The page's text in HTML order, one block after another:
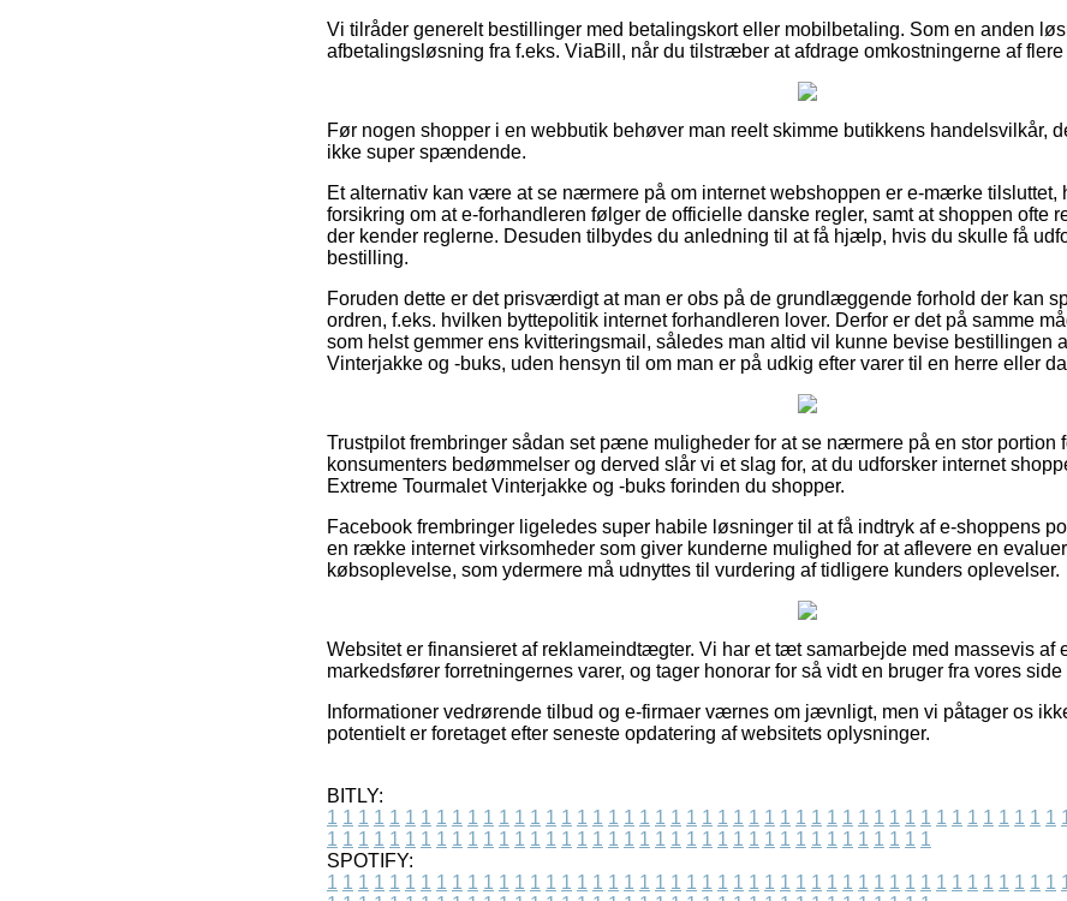
Vi tilråder generelt bestillinger med betalingskort eller mobilbetaling. Som en anden
afbetalingsløsning fra f.eks. ViaBill, når du tilstræber at afdrage omkostningerne af flere
Før nogen shopper i en webbutik behøver man reelt skimme butikkens handelsvilkår,
ikke super spændende.
Et alternativ kan være at se nærmere på om internet webshoppen er e-mærke tilsluttet,
forsikring om at e-forhandleren følger de officielle danske regler, samt at shoppen ofte
der kender reglerne. Desuden tilbydes du anledning til at få hjælp, hvis du skulle få
bestilling.
Foruden dette er det prisværdigt at man er obs på de grundlæggende forhold der kan
ordren, f.eks. hvilken byttepolitik internet forhandleren lover. Derfor er det på samme
som helst gemmer ens kvitteringsmail, således man altid vil kunne bevise bestillingen
Vinterjakke og -buks, uden hensyn til om man er på udkig efter varer til en herre eller
Trustpilot frembringer sådan set pæne muligheder for at se nærmere på en stor portion
konsumenters bedømmelser og derved slår vi et slag for, at du udforsker internet
Extreme Tourmalet Vinterjakke og -buks forinden du shopper.
Facebook frembringer ligeledes super habile løsninger til at få indtryk af e-shoppens
en række internet virksomheder som giver kunderne mulighed for at aflevere en
købsoplevelse, som ydermere må udnyttes til vurdering af tidligere kunders oplevelser.
Websitet er finansieret af reklameindtægter. Vi har et tæt samarbejde med massevis af
markedsfører forretningernes varer, og tager honorar for så vidt en bruger fra vores
Informationer vedrørende tilbud og e-firmaer værnes om jævnligt, men vi påtager os
potentielt er foretaget efter seneste opdatering af websitets oplysninger.
BITLY:
1 1 1 1 1 1 1 1 1 1 1 1 1 1 1 1 1 1 1 1 1 1 1 1 1 1 1 1 1 1 1 1 1 1 1 1 1 1 1 1 1 1 1 1 1 1 1
1 1 1 1 1 1 1 1 1 1 1 1 1 1 1 1 1 1 1 1 1 1 1 1 1 1 1 1 1 1 1 1 1 1 1 1 1 1 1
SPOTIFY:
1 1 1 1 1 1 1 1 1 1 1 1 1 1 1 1 1 1 1 1 1 1 1 1 1 1 1 1 1 1 1 1 1 1 1 1 1 1 1 1 1 1 1 1 1 1 1